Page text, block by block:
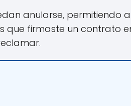
anularse, permitiendo
que firmaste un contrato